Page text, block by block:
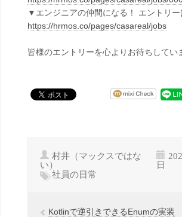
▼エンジニアの仲間になる！ エントリー
https://hrmos.co/pages/casareal/jobs
皆様のエントリーを心よりお待ちしてい
村井（マックスではな
い）
日
社員の日常
Kotlinで逆引きできるEnumの実装